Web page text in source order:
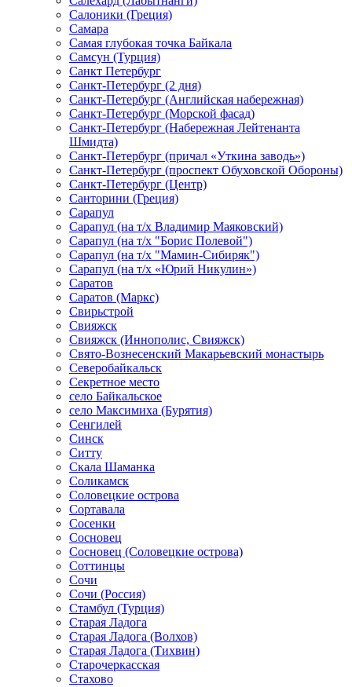
Салоники (Греция)
Самара
Самая глубокая точка Байкала
Самсун (Турция)
Санкт Петербург
Санкт-Петербург (2 дня)
Санкт-Петербург (Английская набережная)
Санкт-Петербург (Морской фасад)
Санкт-Петербург (Набережная Лейтенанта
Шмидта)
Санкт-Петербург (причал «Уткина заводь»)
Санкт-Петербург (проспект Обуховской Обороны)
Санкт-Петербург (Центр)
Санторини (Греция)
Сарапул
Сарапул (на т/х Владимир Маяковский)
Сарапул (на т/х "Борис Полевой")
Сарапул (на т/х "Мамин-Сибиряк")
Сарапул (на т/х «Юрий Никулин»)
Саратов
Саратов (Маркс)
Свирьстрой
Свияжск
Свияжск (Иннополис, Свияжск)
Свято-Вознесенский Макарьевский монастырь
Северобайкальск
Секретное место
село Байкальское
село Максимиха (Бурятия)
Сенгилей
Синск
Ситту
Скала Шаманка
Соликамск
Соловецкие острова
Сортавала
Сосенки
Сосновец
Сосновец (Соловецкие острова)
Соттинцы
Сочи
Сочи (Россия)
Стамбул (Турция)
Старая Ладога
Старая Ладога (Волхов)
Старая Ладога (Тихвин)
Старочеркасская
Стахово